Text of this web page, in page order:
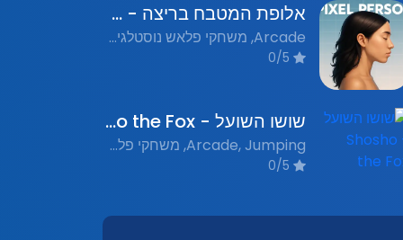
אלופת המטבח בריצה - Kitchen Champion Run
Arcade, משחקי פלאש נוסטלגים, Running, Platformer
שושו השועל - Shosho the Fox
Arcade, Jumping, משחקי פלאש נוסטלגים, פלטפורמה